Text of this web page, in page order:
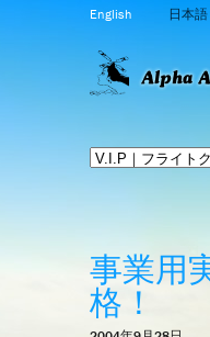
English 日本語
事業用
格！